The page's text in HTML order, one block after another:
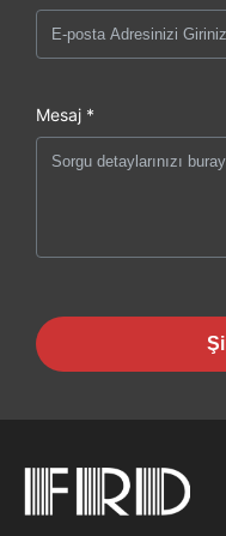
Mesaj *